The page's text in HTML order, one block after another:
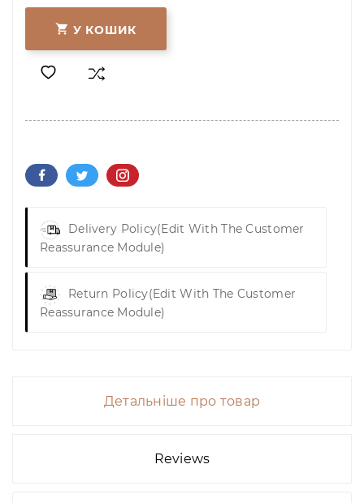
 У КОШИК
Delivery Policy(edit With The Customer
Reassurance Module)
Return Policy(edit With The Customer
Reassurance Module)
Детальніше про товар
Reviews